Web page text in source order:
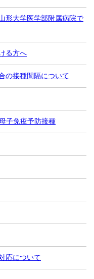
形大学医学部附属病院で
る方へ
の接種間隔について
子免疫予防接種
応について